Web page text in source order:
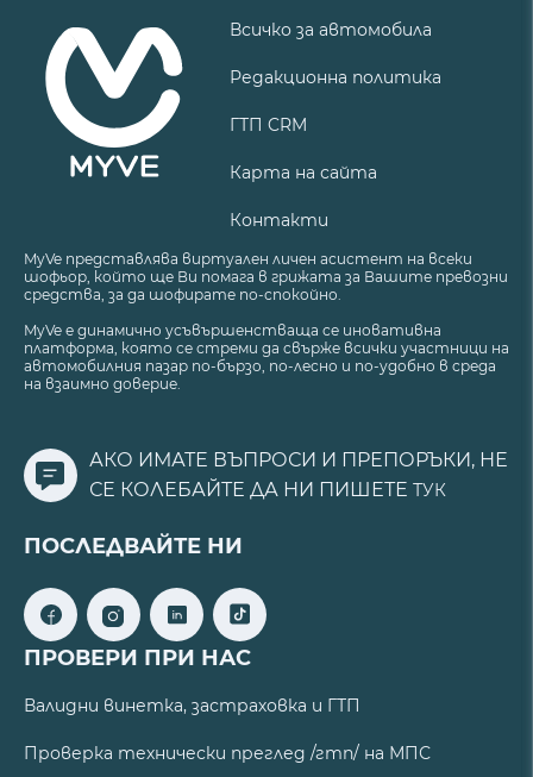
Всичко за автомобила
Редакционна политика
ГТП CRM
Карта на сайта
Контакти
MyVe представлява виртуален личен асистент на всеки
шофьор, който ще Ви помага в грижата за Вашите превозни
средства, за да шофирате по-спокойно.
MyVe е динамично усъвършенстваща се иновативна
платформа, която се стреми да свърже всички участници на
автомобилния пазар по-бързо, по-лесно и по-удобно в среда
на взаимно доверие.
АКО ИМАТЕ ВЪПРОСИ И ПРЕПОРЪКИ, НЕ
СЕ КОЛЕБАЙТЕ ДА НИ ПИШЕТЕ ТУК
ПОСЛЕДВАЙТЕ НИ
ПРОВЕРИ ПРИ НАС
Валидни винетка, застраховка и ГТП
Проверка технически преглед /гтп/ на МПС